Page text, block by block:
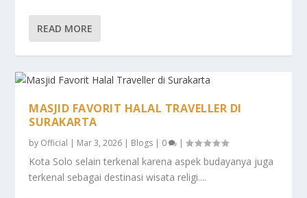
READ MORE
MASJID FAVORIT HALAL TRAVELLER DI
SURAKARTA
by Official | Mar 3, 2026 | Blogs | 0 |
Kota Solo selain terkenal karena aspek budayanya juga
terkenal sebagai destinasi wisata religi....